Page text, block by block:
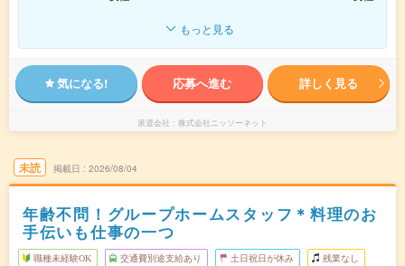
もっと見る
気になる! 応募へ進む 詳しく見る
派遣会社 株式会社ニッソーネット
未読 掲載日 2026/08/04
年齢不問！グループホームスタッフ＊料理のお
手伝いも仕事の一つ
職種未経験OK 交通費別途支給あり 土日祝日が休み 残業なし